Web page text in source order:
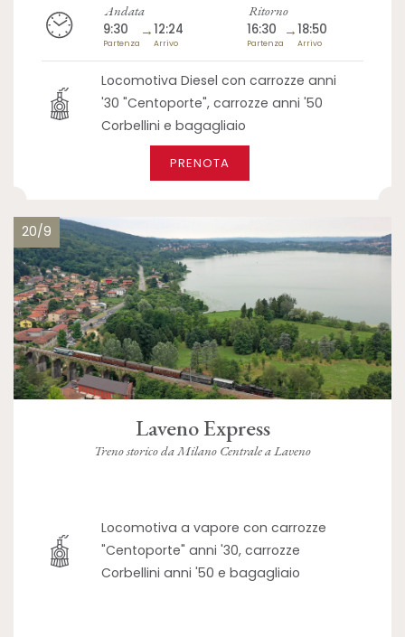
Andata
9:30
Partenza
→12:24
Arrivo
Ritorno
16:30
Partenza
→18:50
Arrivo
Locomotiva Diesel con carrozze anni
'30 "Centoporte", carrozze anni '50
Corbellini e bagagliaio
PRENOTA
20/9
Laveno Express
Treno storico da Milano Centrale a Laveno
Locomotiva a vapore con carrozze
"Centoporte" anni '30, carrozze
Corbellini anni '50 e bagagliaio